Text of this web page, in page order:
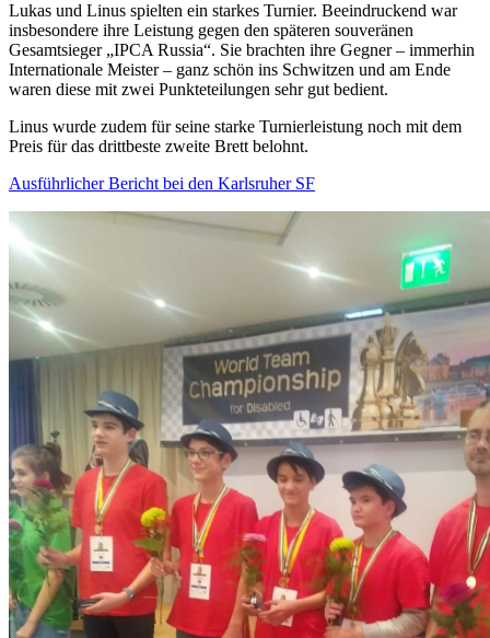
Lukas und Linus spielten ein starkes Turnier. Beeindruckend war
insbesondere ihre Leistung gegen den späteren souveränen
Gesamtsieger „IPCA Russia“. Sie brachten ihre Gegner – immerhin
Internationale Meister – ganz schön ins Schwitzen und am Ende
waren diese mit zwei Punkteteilungen sehr gut bedient.
Linus wurde zudem für seine starke Turnierleistung noch mit dem
Preis für das drittbeste zweite Brett belohnt.
Ausführlicher Bericht bei den Karlsruher SF